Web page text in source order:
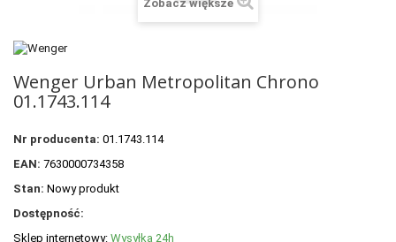
WENGER ZEGARKI
ORIENT ZEGARKI
POLECANE PRODUKTY
PROMOCJE
OUTLET
Zobacz większe
Wenger Urban Metropolitan Chrono
01.1743.114
Nr producenta: 01.1743.114
EAN: 7630000734358
Stan: Nowy produkt
Dostępność:
Sklep internetowy: Wysyłka 24h